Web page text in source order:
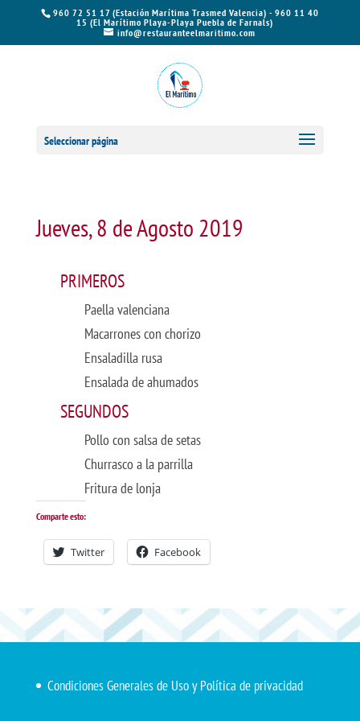
960 72 51 17 (Estación Marítima Trasmed Valencia) - 960 11 40
15 (El Marítimo Playa-Playa Puebla de Farnals)
info@restauranteelmaritimo.com
Seleccionar página
Jueves, 8 de Agosto 2019
PRIMEROS
Paella valenciana
Macarrones con chorizo
Ensaladilla rusa
Ensalada de ahumados
SEGUNDOS
Pollo con salsa de setas
Churrasco a la parrilla
Fritura de lonja
Comparte esto:
Twitter Facebook
Condiciones Generales de Uso y Política de privacidad